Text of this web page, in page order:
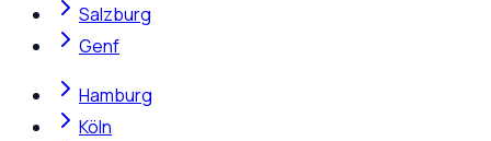
Salzburg
Genf
Hamburg
Köln